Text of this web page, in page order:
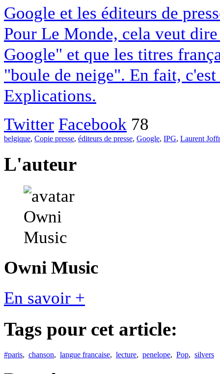
Google et les éditeurs de
Pour Le Monde, cela veut
Google" et que les titres
"boule de neige". En fait,
Explications.
Twitter Facebook 78
belgique, Copie presse, éditeurs de presse, Google, IPG, Laurent
L'auteur
Owni Music
En savoir +
Tags pour cet article:
#paris, chanson, langue francaise, lecture, penelope, Pop, silvers